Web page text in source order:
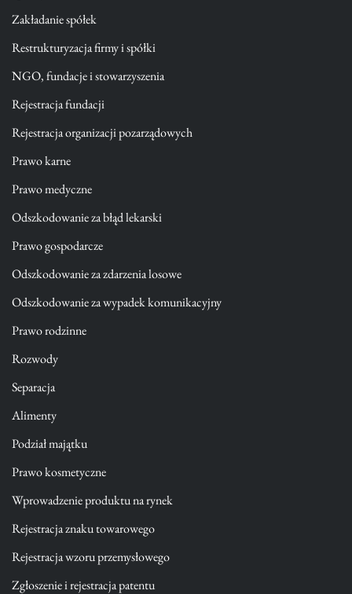
Zakładanie spółek
Restrukturyzacja firmy i spółki
NGO, fundacje i stowarzyszenia
Rejestracja fundacji
Rejestracja organizacji pozarządowych
Prawo karne
Prawo medyczne
Odszkodowanie za błąd lekarski
Prawo gospodarcze
Odszkodowanie za zdarzenia losowe
Odszkodowanie za wypadek komunikacyjny
Prawo rodzinne
Rozwody
Separacja
Alimenty
Podział majątku
Prawo kosmetyczne
Wprowadzenie produktu na rynek
Rejestracja znaku towarowego
Rejestracja wzoru przemysłowego
Zgłoszenie i rejestracja patentu